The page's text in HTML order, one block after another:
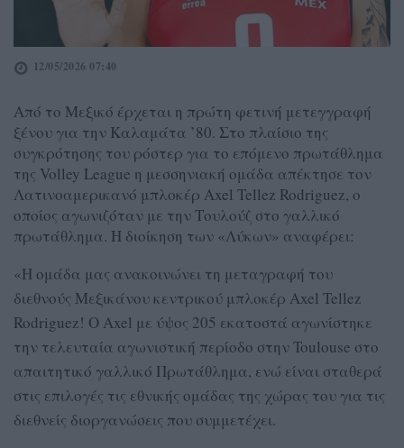
12/05/2026 07:40
Από το Μεξικό έρχεται η πρώτη φετινή μετεγγραφή
ξένου για την Καλαμάτα ’80. Στο πλαίσιο της
συγκρότησης του ρόστερ για το επόμενο πρωτάθλημα
της Volley League η μεσσηνιακή ομάδα απέκτησε τον
Λατινοαμερικανό μπλοκέρ Axel Tellez Rodriguez, ο
οποίος αγωνιζόταν με την Τουλούζ στο γαλλικό
πρωτάθλημα. Η διοίκηση των «Λύκων» αναφέρει:
«Η ομάδα μας ανακοινώνει τη μεταγραφή του
διεθνούς Μεξικάνου κεντρικού μπλοκέρ Axel Tellez
Rodriguez! Ο Axel με ύψος 205 εκατοστά αγωνίστηκε
την τελευταία αγωνιστική περίοδο στην Toulouse στο
απαιτητικό γαλλικό Πρωτάθλημα, ενώ είναι σταθερά
στις επιλογές τις εθνικής ομάδας της χώρας του για τις
διεθνείς διοργανώσεις που συμμετέχει.